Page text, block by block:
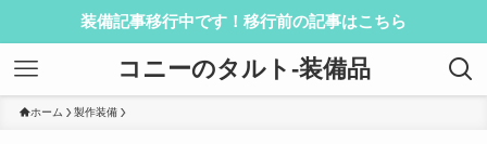
装備記事移行中です！移行前の記事はこちら
コニーのタルト-装備品
ホーム 製作装備